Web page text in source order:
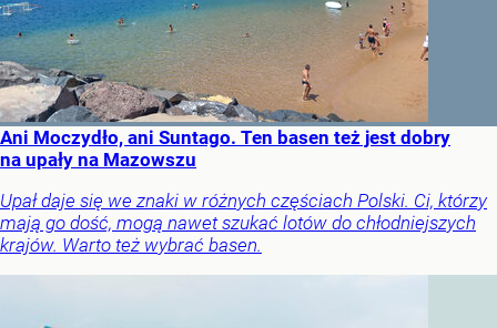
Ani Moczydło, ani Suntago. Ten basen też jest dobry
na upały na Mazowszu
Upał daje się we znaki w różnych częściach Polski. Ci, którzy
mają go dość, mogą nawet szukać lotów do chłodniejszych
krajów. Warto też wybrać basen.